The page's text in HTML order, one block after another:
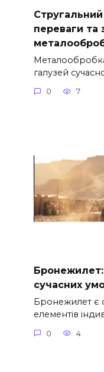
переваги та
галузей
0 7
Бронежилет:
сучасних
Бронежилет є
елементів
0 4